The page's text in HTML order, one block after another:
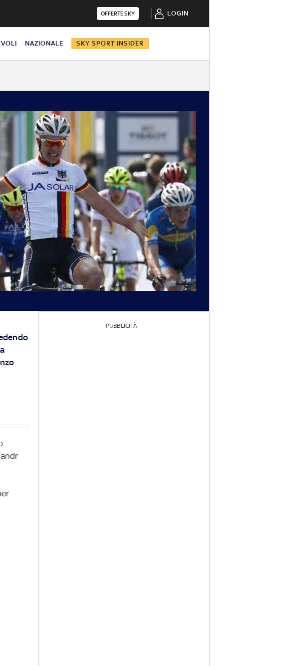
OFFERTE SKY LOGIN
NAZIONALE SKY SPORT INSIDER
PUBBLICITÀ